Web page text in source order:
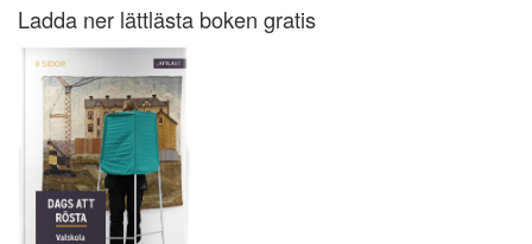
Ladda ner lättlästa boken gratis